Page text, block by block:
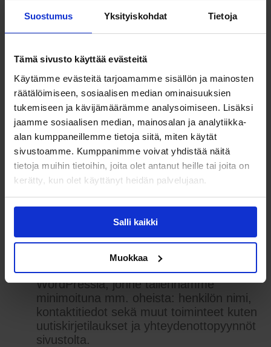
Suostumus Yksityiskohdat Tietoja
Tämä sivusto käyttää evästeitä
Käytämme evästeitä tarjoamamme sisällön ja mainosten
räätälöimiseen, sosiaalisen median ominaisuuksien
tukemiseen ja kävijämäärämme analysoimiseen. Lisäksi
jaamme sosiaalisen median, mainosalan ja analytiikka-
alan kumppaneillemme tietoja siitä, miten käytät
sivustoamme. Kumppanimme voivat yhdistää näitä
tietoja muihin tietoihin, joita olet antanut heille tai joita on
kerätty, kun olet käyttänyt heidän palvelujaan.
Salli kaikki
Muokkaa
Käytämme Maventa
laskutusjärjestelmää, jonne tallennamme
minimoituna mm. oheista: Asiakkaan
henkilön nimi, kontaktitiedot sekä
asiakassuhteeseen liittyvät toiminteet
kuten laskutus ja reskontra.
Käytämme asiakkuuksien hoitamiseen
Pipedrivea, jonne tallennamme
minimoituna mm. oheista: henkilön nimi,
kontaktitiedot, asiakkaan kanssa käydyt
keskustelut, tapaamiset ja muut
aktiviteetit sekä asiakassuhteeseen
liittyvät toiminteet kuten raporttipyynnöt
sivustolta.
Käytämme asiakassuhteiden hoitamiseen
WordPressiä, jonne tallennamme
minimoituna mm. oheista: henkilön nimi,
kontaktitiedot sekä muut toiminteet kuten
uutiskirjetilaukset ja yhteydenottopyynnöt
sivustolta.